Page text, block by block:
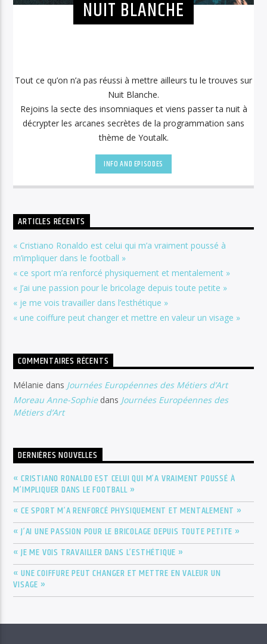
NUIT BLANCHE
Tout ce qu’on n’a pas réussi à mettre ailleurs tu le trouves sur
Nuit Blanche.
Rejoins la secte des insomniaques et viens passer ta nuit à
décrypter les arcanes secrètes de la programmation sans
thème de Youtalk.
INFO AND EPISODES
ARTICLES RÉCENTS
« Cristiano Ronaldo est celui qui m’a vraiment poussé à
m’impliquer dans le football »
« ce sport m’a renforcé physiquement et mentalement »
« J’ai une passion pour le bricolage depuis toute petite »
« je me vois travailler dans l’esthétique »
« une coiffure peut changer et mettre en valeur un visage »
COMMENTAIRES RÉCENTS
Mélanie dans Journées Européennes des Métiers d’Art
Moreau Anne-Sophiedans Journées Européennes des
Métiers d’Art
DERNIÈRES NOUVELLES
« CRISTIANO RONALDO EST CELUI QUI M’A VRAIMENT POUSSÉ À
M’IMPLIQUER DANS LE FOOTBALL »
« CE SPORT M’A RENFORCÉ PHYSIQUEMENT ET MENTALEMENT »
« J’AI UNE PASSION POUR LE BRICOLAGE DEPUIS TOUTE PETITE »
« JE ME VOIS TRAVAILLER DANS L’ESTHÉTIQUE »
« UNE COIFFURE PEUT CHANGER ET METTRE EN VALEUR UN
VISAGE »